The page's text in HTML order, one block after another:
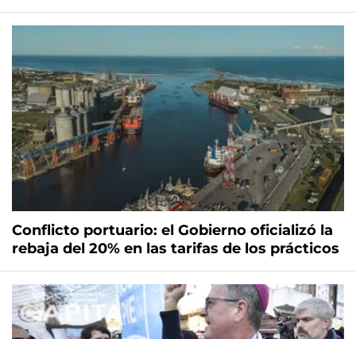
Conflicto portuario: el Gobierno oficializó la
rebaja del 20% en las tarifas de los prácticos